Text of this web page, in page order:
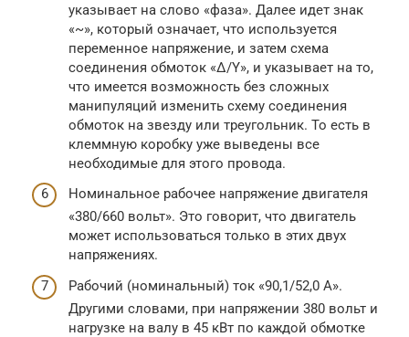
указывает на слово «фаза». Далее идет знак
«~», который означает, что используется
переменное напряжение, и затем схема
соединения обмоток «Δ/Y», и указывает на то,
что имеется возможность без сложных
манипуляций изменить схему соединения
обмоток на звезду или треугольник. То есть в
клеммную коробку уже выведены все
необходимые для этого провода.
Номинальное рабочее напряжение двигателя
«380/660 вольт». Это говорит, что двигатель
может использоваться только в этих двух
напряжениях.
Рабочий (номинальный) ток «90,1/52,0 А».
Другими словами, при напряжении 380 вольт и
нагрузке на валу в 45 кВт по каждой обмотке